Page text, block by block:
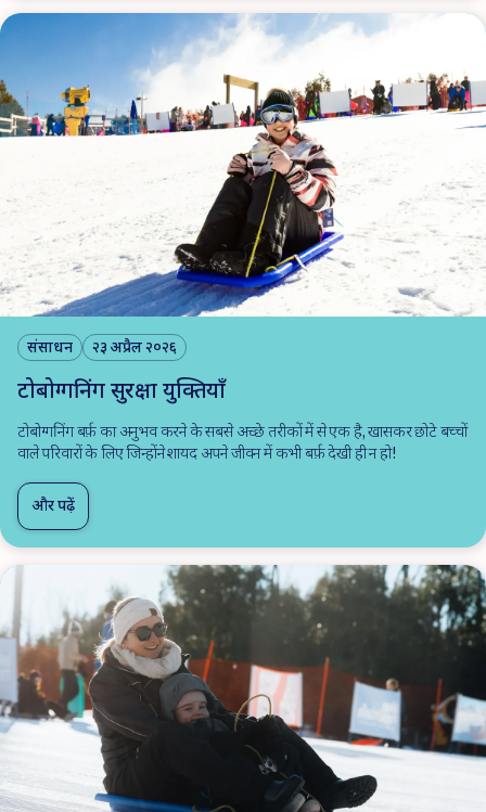
संसाधन २३ अप्रैल २०२६
टोबोग्गनिंग सुरक्षा युक्तियाँ
टोबोग्गनिंग बर्फ़ का अनुभव करने के सबसे अच्छे तरीकों में से एक है, खासकर छोटे बच्चों
वाले परिवारों के लिए जिन्होंने शायद अपने जीवन में कभी बर्फ़ देखी ही न हो!
और पढ़ें